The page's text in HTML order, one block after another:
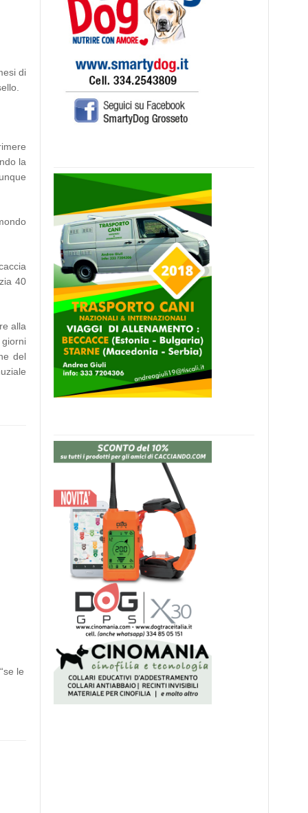
di
la
40
alla
del
le